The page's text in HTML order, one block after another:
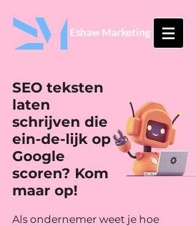
Eshaw Marketing
SEO teksten
laten
schrijven die
ein-de-lijk op
Google
scoren? Kom
maar op!
Als ondernemer weet je hoe